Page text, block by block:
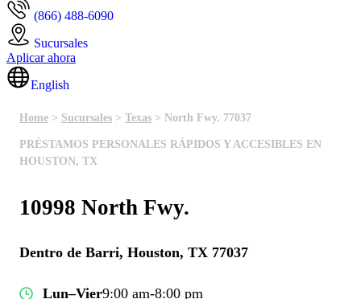
(866) 488-6090
Sucursales
Aplicar ahora
English
Home > Sucursales > Texas > North Fwy. 77037
PRÉSTAMOS PERSONALES RÁPIDOS Y ACCESIBLES EN
HOUSTON, TX
10998 North Fwy.
Dentro de Barri, Houston, TX 77037
Lun–Vier9:00 am-8:00 pm